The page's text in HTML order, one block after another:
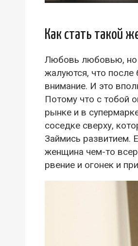
Как стать такой
Любовь любовью, но
жалуются, что после
внимание. И это
Потому что с тобой
рынке и в
соседке сверху,
Займись развитием.
женщина чем-то
рвение и огонек и